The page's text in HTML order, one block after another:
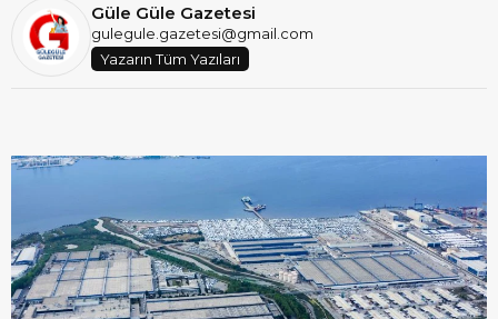
Güle Güle Gazetesi
gulegule.gazetesi@gmail.com
Yazarın Tüm Yazıları